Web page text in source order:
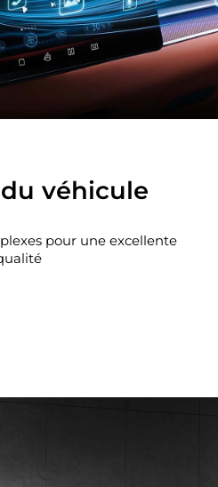
véhicule
pour une excellente